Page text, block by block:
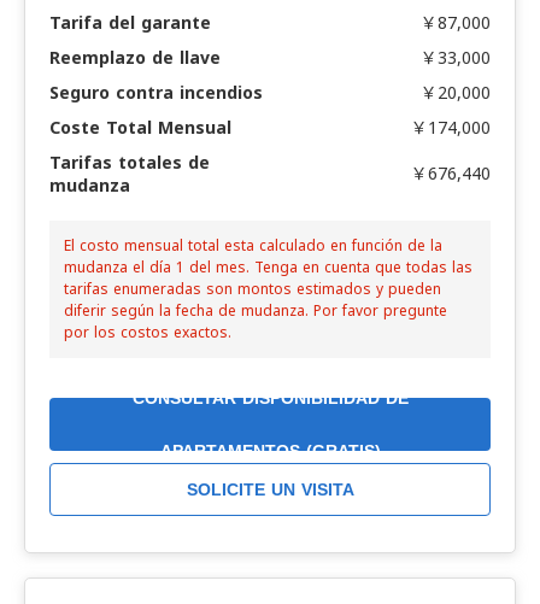
Tarifa del garante
￥87,000
Reemplazo de llave
￥33,000
Seguro contra incendios
￥20,000
Coste Total Mensual
￥174,000
Tarifas totales de
mudanza
￥676,440
El costo mensual total esta calculado en función de la
mudanza el día 1 del mes. Tenga en cuenta que todas las
tarifas enumeradas son montos estimados y pueden
diferir según la fecha de mudanza. Por favor pregunte
por los costos exactos.
CONSULTAR DISPONIBILIDAD DE
APARTAMENTOS (GRATIS)
SOLICITE UN VISITA